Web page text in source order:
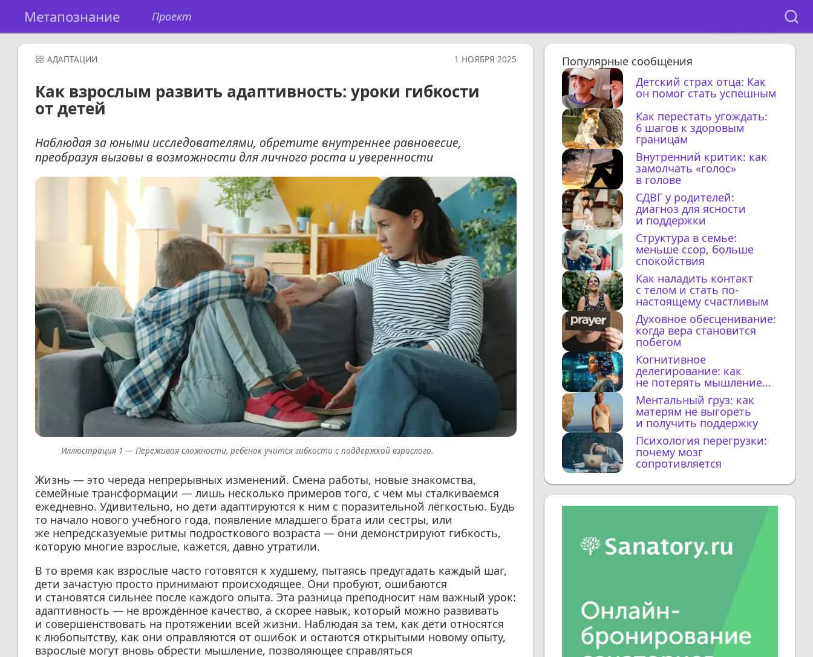
Метапознание Проект
АДАПТАЦИИ 1 НОЯБРЯ 2025
Как взрослым развить адаптивность: уроки гибкости
от детей
Наблюдая за юными исследователями, обретите внутреннее равновесие,
преобразуя вызовы в возможности для личного роста и уверенности
Переживая сложности, ребёнок учится гибкости с поддержкой взрослого.
Жизнь — это череда непрерывных изменений. Смена работы, новые знакомства,
семейные трансформации — лишь несколько примеров того, с чем мы сталкиваемся
ежедневно. Удивительно, но дети адаптируются к ним с поразительной лёгкостью. Будь
то начало нового учебного года, появление младшего брата или сестры, или
же непредсказуемые ритмы подросткового возраста — они демонстрируют гибкость,
которую многие взрослые, кажется, давно утратили.
В то время как взрослые часто готовятся к худшему, пытаясь предугадать каждый шаг,
дети зачастую просто принимают происходящее. Они пробуют, ошибаются
и становятся сильнее после каждого опыта. Эта разница преподносит нам важный урок:
адаптивность — не врождённое качество, а скорее навык, который можно развивать
и совершенствовать на протяжении всей жизни. Наблюдая за тем, как дети относятся
к любопытству, как они оправляются от ошибок и остаются открытыми новому опыту,
взрослые могут вновь обрести мышление, позволяющее справляться
Популярные сообщения
Детский страх отца: Как
он помог стать успешным
Как перестать угождать:
6 шагов к здоровым
границам
Внутренний критик: как
замолчать «голос»
в голове
СДВГ у родителей:
диагноз для ясности
и поддержки
Структура в семье:
меньше ссор, больше
спокойствия
Как наладить контакт
с телом и стать по-
настоящему счастливым
Духовное обесценивание:
когда вера становится
побегом
Когнитивное
делегирование: как
не потерять мышление
с ИИ
Ментальный груз: как
матерям не выгореть
и получить поддержку
Психология перегрузки:
почему мозг
сопротивляется